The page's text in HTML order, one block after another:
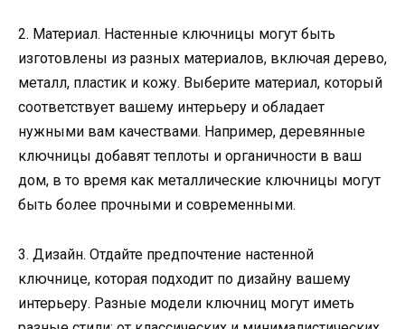
2. Материал. Настенные ключницы могут быть
изготовлены из разных материалов, включая дерево,
металл, пластик и кожу. Выберите материал, который
соответствует вашему интерьеру и обладает
нужными вам качествами. Например, деревянные
ключницы добавят теплоты и органичности в ваш
дом, в то время как металлические ключницы могут
быть более прочными и современными.
3. Дизайн. Отдайте предпочтение настенной
ключнице, которая подходит по дизайну вашему
интерьеру. Разные модели ключниц могут иметь